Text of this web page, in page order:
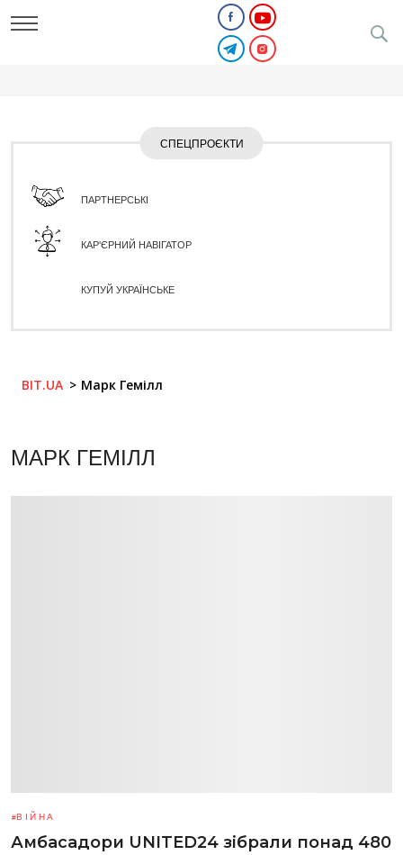
СПЕЦПРОЄКТИ
ПАРТНЕРСЬКІ
КАР'ЄРНИЙ НАВІГАТОР
КУПУЙ УКРАЇНСЬКЕ
BIT.UA Марк Гемілл
МАРК ГЕМІЛЛ
ВІЙНА
Амбасадори UNITED24 зібрали понад 480